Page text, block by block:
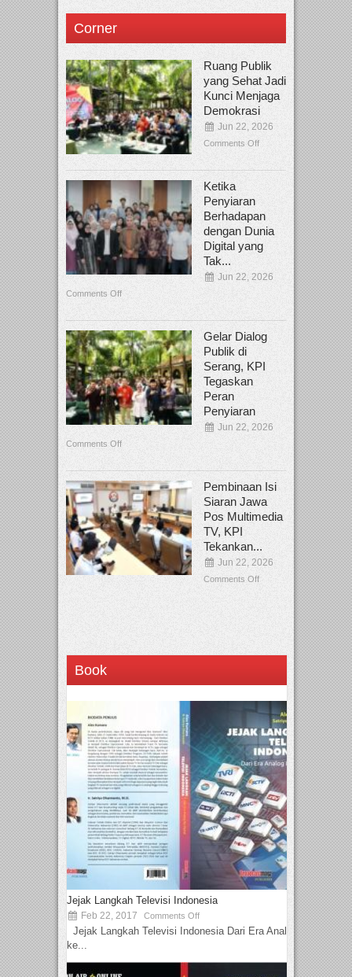
Corner
Ruang Publik
yang Sehat Jadi
Kunci Menjaga
Demokrasi
Jun 22, 2026
Comments Off
Ketika
Penyiaran
Berhadapan
dengan Dunia
Digital yang
Tak...
Jun 22, 2026
Comments Off
Gelar Dialog
Publik di
Serang, KPI
Tegaskan
Peran
Penyiaran
Jun 22, 2026
Comments Off
Pembinaan Isi
Siaran Jawa
Pos Multimedia
TV, KPI
Tekankan...
Jun 22, 2026
Comments Off
Book
Jejak Langkah Televisi Indonesia
Feb 22, 2017 Comments Off
Jejak Langkah Televisi Indonesia Dari Era Analog
ke...